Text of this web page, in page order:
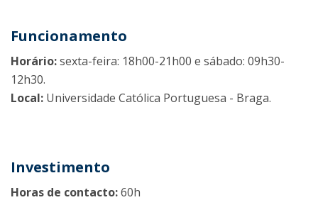
Funcionamento
Horário:sexta-feira: 18h00-21h00 e sábado: 09h30-
12h30.
Local: Universidade Católica Portuguesa - Braga.
Investimento
Horas de contacto:60h